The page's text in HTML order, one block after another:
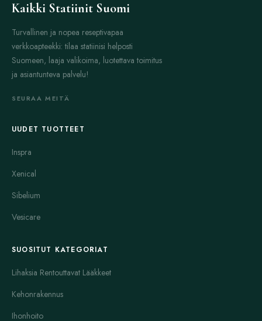
Kaikki Statiinit Suomi
Turvallinen ja nopea reseptivapaa
verkkoapteekki: tilaa statiinisi helposti
Suomeen, laaja valikoima, luotettava toimitus
ja asiantunteva palvelu!
SEURAA MEITÄ
UUDET TUOTTEET
Inspra
Xenical
Sibelium
Vesicare
SUOSITUT KATEGORIAT
Lihaksia Rentouttavat Lääkkeet
Kehonrakennus
Ihonhoito